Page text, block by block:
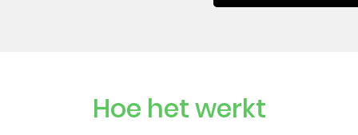
Hoe het werkt